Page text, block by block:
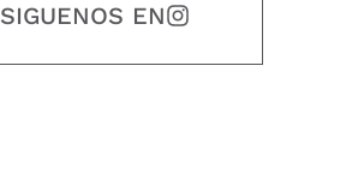
SIGUENOS EN